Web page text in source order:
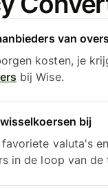
van
kosten, je
bij Wise.
bij
favoriete valuta's
in de loop van